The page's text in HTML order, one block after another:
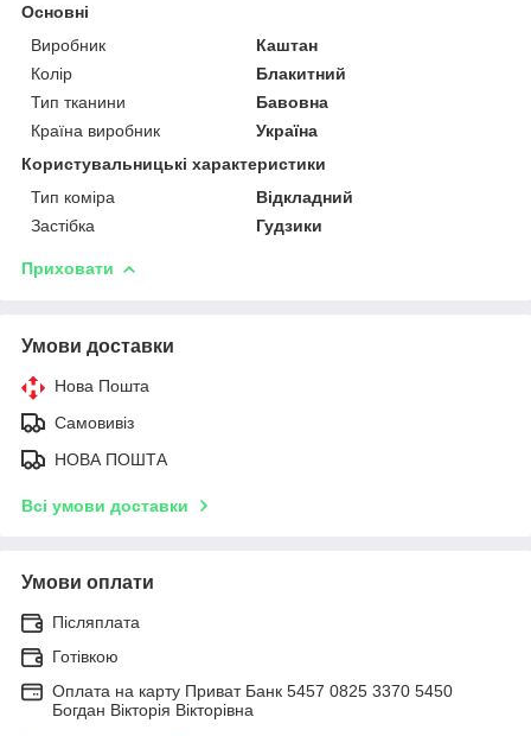
Основні
Виробник
Каштан
Колір
Блакитний
Тип тканини
Бавовна
Країна виробник
Україна
Користувальницькі характеристики
Тип коміра
Відкладний
Застібка
Гудзики
Приховати
Умови доставки
Нова Пошта
Самовивіз
НОВА ПОШТА
Всі умови доставки
Умови оплати
Післяплата
Готівкою
Оплата на карту Приват Банк 5457 0825 3370 5450
Богдан Вікторія Вікторівна